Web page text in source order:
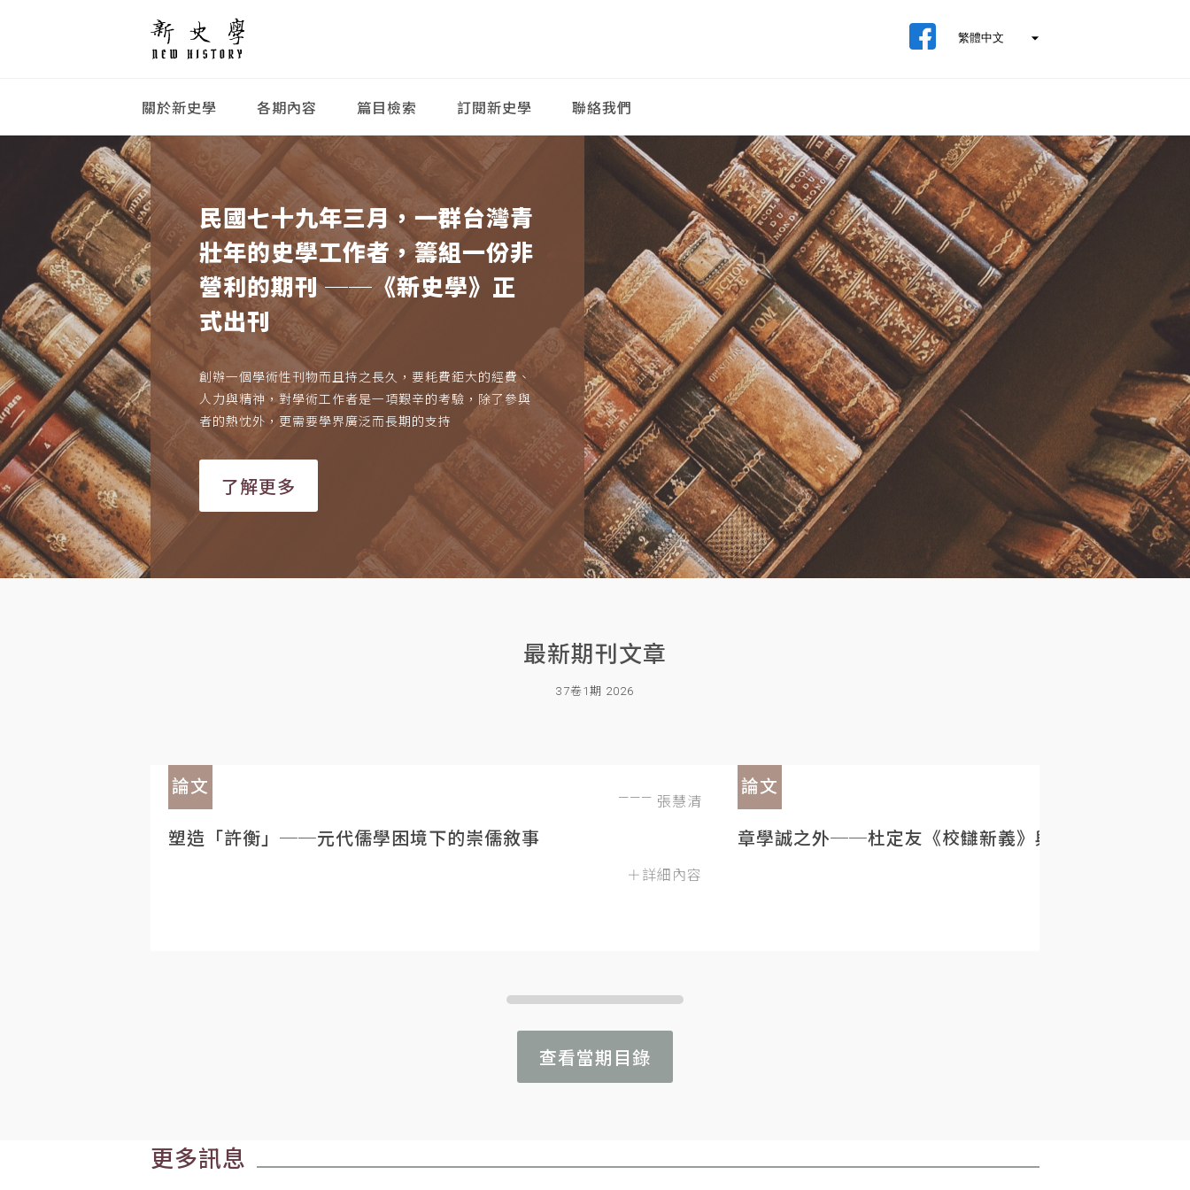
關於新史學 各期內容 篇目檢索 訂閱新史學 聯絡我們
民國七十九年三月，一群台灣青
壯年的史學工作者，籌組一份非
營利的期刊 ──《新史學》正
式出刊
創辦一個學術性刊物而且持之長久，要耗費鉅大的經費、
人力與精神，對學術工作者是一項艱辛的考驗，除了參與
者的熱忱外，更需要學界廣泛而長期的支持
了解更多
最新期刊文章
37卷1期 2026
論文
張慧清
塑造「許衡」──元代儒學困境下的崇儒敘事
＋詳細內容
論文
章學誠之外──杜定友《校讎新義》與民初目錄學的重
查看當期目錄
更多訊息